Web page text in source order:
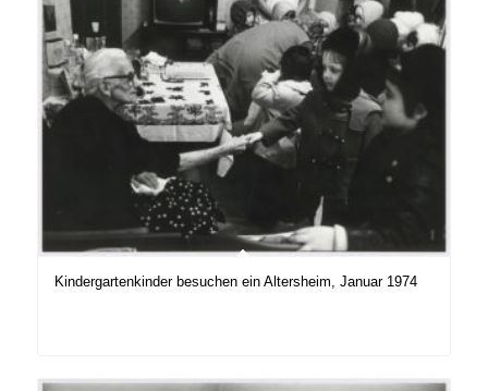
Kindergartenkinder besuchen ein Altersheim, Januar 1974